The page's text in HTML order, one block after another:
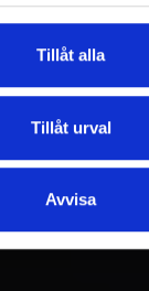
Tillåt alla
Tillåt urval
Avvisa